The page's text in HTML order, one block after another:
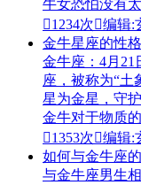
牛女恐怕没有
1234次编辑:
金牛星座的性
金牛座：4月21
座，被称为“土
星为金星，守
金牛对于物质
1353次编辑:
如何与金牛座
与金牛座男生